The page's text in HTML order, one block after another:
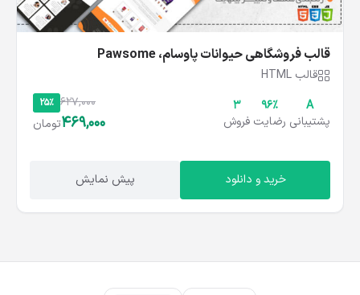
قالب فروشگاهی حیوانات پاوسام، Pawsome
قالب HTML
A
پشتیبانی
۹۶%
رضایت
3
فروش
25% 627,000
469,000تومان
خرید و دانلود پیش نمایش